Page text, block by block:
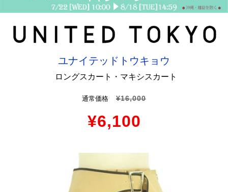
ユナイテッドトウキョウ
ロングスカート・マキシスカート
通常価格 ¥16,000
¥6,100